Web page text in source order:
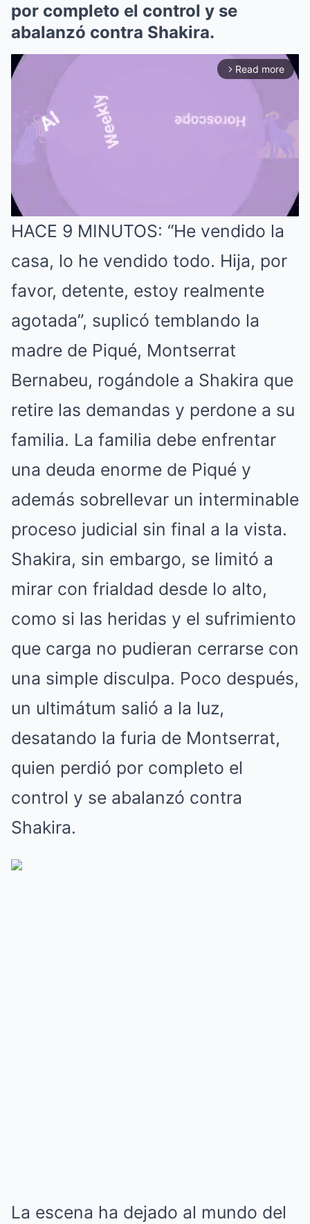
por completo el control y se
abalanzó contra Shakira.
arrow_forward_ios Read more
HACE 9 MINUTOS: “He vendido la
casa, lo he vendido todo. Hija, por
favor, detente, estoy realmente
agotada”, suplicó temblando la
madre de Piqué, Montserrat
Bernabeu, rogándole a Shakira que
retire las demandas y perdone a su
familia. La familia debe enfrentar
una deuda enorme de Piqué y
además sobrellevar un interminable
proceso judicial sin final a la vista.
Shakira, sin embargo, se limitó a
mirar con frialdad desde lo alto,
como si las heridas y el sufrimiento
que carga no pudieran cerrarse con
una simple disculpa. Poco después,
un ultimátum salió a la luz,
desatando la furia de Montserrat,
quien perdió por completo el
control y se abalanzó contra
Shakira.
La escena ha dejado al mundo del